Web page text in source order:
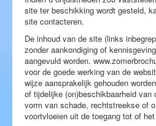
site ter beschikking wordt gesteld,
site contacteren.
De inhoud van de site (links
zonder aankondiging of
aangevuld worden.
voor de goede werking van de
wijze aansprakelijk gehouden
of tijdelijke (on)beschikbaarheid van
vorm van schade, rechtstreekse of
voortvloeien uit de toegang tot of